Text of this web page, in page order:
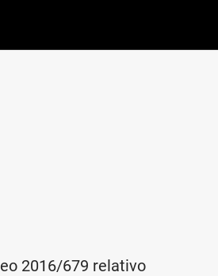
2016/679 relativo